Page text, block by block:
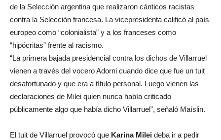
de la Selección argentina que realizaron cánticos racistas
contra la Selección francesa. La vicepresidenta calificó al país
europeo como “colonialista” y a los franceses como
“hipócritas” frente al racismo.
“La primera bajada presidencial contra los dichos de Villarruel
vienen a través del vocero Adorni cuando dice que fue un tuit
desafortunado y que era a título personal. Luego vienen las
declaraciones de Milei quien nunca había criticado
públicamente algo que había dicho Villarruel”, señaló Maíslin.
El tuit de Villarruel provocó que Karina Milei deba ir a pedir